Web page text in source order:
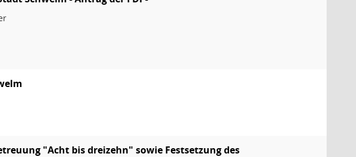
"Acht bis dreizehn" sowie Festsetzung des